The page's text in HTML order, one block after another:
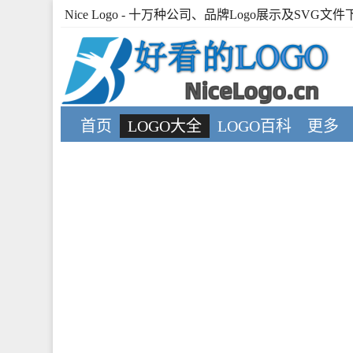
Nice Logo - 十万种公司、品牌Logo展示及SVG文件
首页 LOGO大全 LOGO百科 更多